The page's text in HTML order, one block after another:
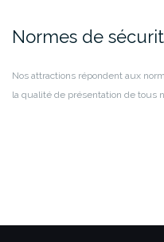
Normes de
Nos attractions répondent aux
la qualité de présentation de tous